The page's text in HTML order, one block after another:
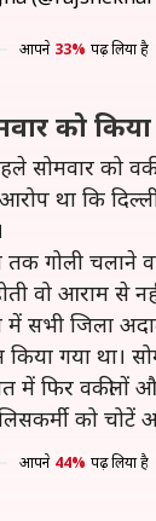
आपने 33% पढ़ लिया है
को किया
सोमवार को
था कि
तक गोली चलाने
वो आराम से
में सभी जिला
गया था।
में फिर वकीलों
को चोटें
आपने 44% पढ़ लिया है